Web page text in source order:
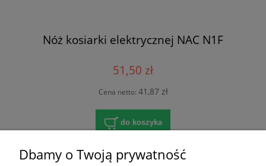
Nóż kosiarki elektrycznej NAC N1F
51,50 zł
Cena netto: 41,87 zł
do koszyka
Dbamy o Twoją prywatność